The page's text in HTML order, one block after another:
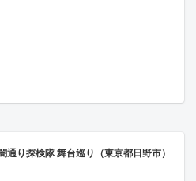
通り探検隊 舞台巡り（東京都日野市）